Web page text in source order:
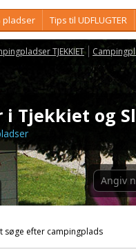
pladser Tips til UDFLUGTER
TJEKKIET
i Tjekkiet og
søge efter campingplads